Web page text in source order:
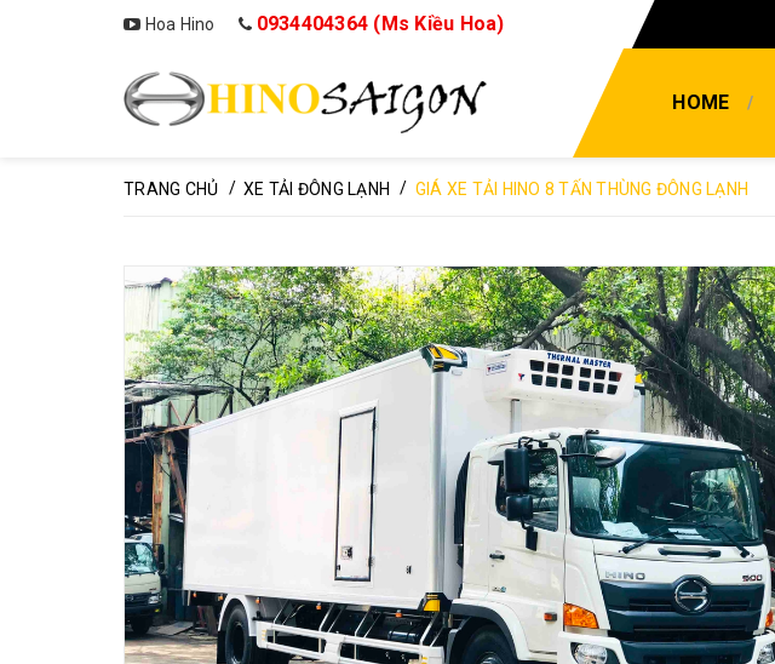
Hoa Hino 0934404364 (Ms Kiều Hoa)
HOME
TRANG CHỦ / XE TẢI ĐÔNG LẠNH / GIÁ XE TẢI HINO 8 TẤN THÙNG ĐÔNG LẠNH